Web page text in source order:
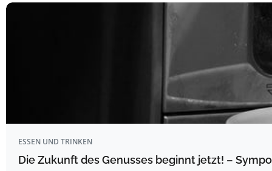
ESSEN UND TRINKEN
Die Zukunft des Genusses beginnt jetzt! –